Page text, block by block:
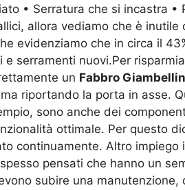
• Serratura che si incastra
allora vediamo che è
evidenziamo che in circa il
serramenti nuovi.Per
un Fabbro
riportando la porta in asse.
sono anche dei
ottimale. Per questo
continuamente. Altro
pensati che hanno un
subire una